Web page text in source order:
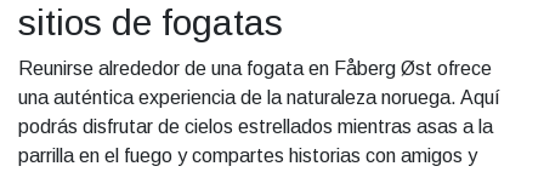
sitios de fogatas
Reunirse alrededor de una fogata en Fåberg Øst ofrece
una auténtica experiencia de la naturaleza noruega. Aquí
podrás disfrutar de cielos estrellados mientras asas a la
parrilla en el fuego y compartes historias con amigos y